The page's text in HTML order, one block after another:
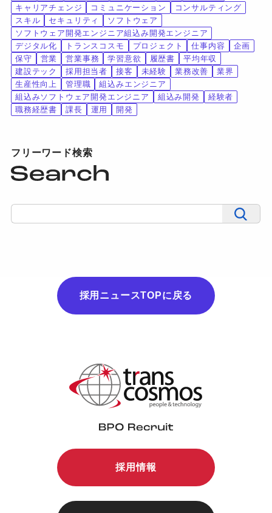
キャリアチェンジ
コミュニケーション
コンサルティング
スキル
セキュリティ
ソフトウェア
ソフトウェア開発エンジニア組込み開発エンジニア
デジタル化
トランスコスモ プロジェクト 仕事内容
企画
保守
営業 営業事務 学習意欲 履歴書
平均年収
建設テック
採用担当者 接客 未経験 業務改善
業界
生産性向上
管理職
組込みエンジニア
組込みソフトウェア開発エンジニア
組込み開発
経験者
職務経歴書
課長 運用 開発
フリーワード検索
採用ニュースTOPに戻る
採用情報